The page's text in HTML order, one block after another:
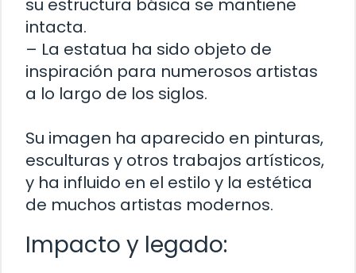
su estructura básica se mantiene
intacta.
– La estatua ha sido objeto de
inspiración para numerosos artistas
a lo largo de los siglos.
Su imagen ha aparecido en pinturas,
esculturas y otros trabajos artísticos,
y ha influido en el estilo y la estética
de muchos artistas modernos.
Impacto y legado: